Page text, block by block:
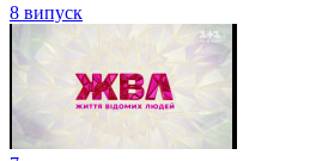
8 випуск